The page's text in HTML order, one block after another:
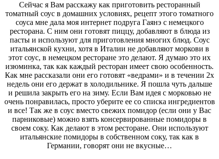
Сейчас я Вам расскажу как приготовить ресторанный
томатный соус в домашних условиях, рецепт этого томатного
соуса мне дала моя интернет подруга Гаянэ с немецкого
ресторана. С ним они готовят пиццу, добавляют в блюда из
пасты и используют для приготовления многих блюд. Соус
итальянской кухни, хотя в Италии не добавляют моркови в
этот соус, в немецком ресторане это делают. Я думаю это их
изюминка, так как каждый ресторан имеет свою особенность.
Как мне рассказали они его готовят «ведрами» и в течении 2х
недель они его держат в холодильнике. Я пошла чуть дальше
и решила закрыть его на зиму. Если Вам идея с морковью не
очень понравилась, просто уберите ее со списка ингредиентов
и все! Так же в соус вместо свежих помидор (если они у Вас
парниковые) можно взять консервированные помидоры в
своем соку. Как делают в этом ресторане. Они используют
итальянские помидоры в собственном соку, так как в
Германии, говорят они не вкусные…